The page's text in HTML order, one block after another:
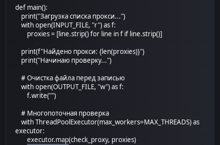
def main():
print("Загрузка списка прокси...")
with open(INPUT_FILE, "r") as f:
proxies = [line.strip() for line in f if line.strip()]
print(f"Найдено прокси: {len(proxies)}")
print("Начинаю проверку...")
# Очистка файла перед записью
with open(OUTPUT_FILE, "w") as f:
f.write("")
# Многопоточная проверка
with ThreadPoolExecutor(max_workers=MAX_THREADS) as
executor:
executor.map(check_proxy, proxies)